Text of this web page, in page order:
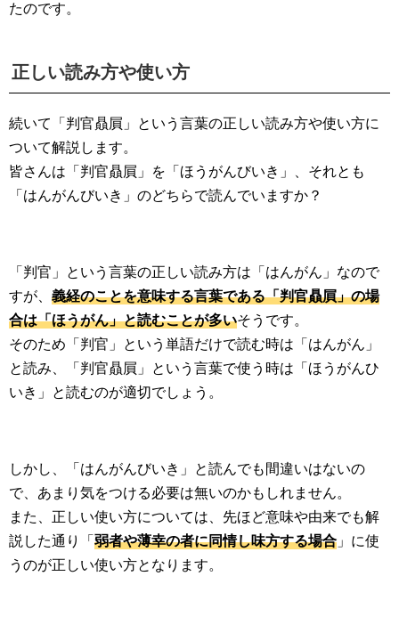
たのです。
正しい読み方や使い方
続いて「判官贔屓」という言葉の正しい読み方や使い方に
ついて解説します。
皆さんは「判官贔屓」を「ほうがんびいき」、それとも
「はんがんびいき」のどちらで読んでいますか？
「判官」という言葉の正しい読み方は「はんがん」なので
すが、 義経のことを意味する言葉である「判官贔屓」の場
合は「ほうがん」と読むことが多いそうです。
そのため「判官」という単語だけで読む時は「はんがん」
と読み、「判官贔屓」という言葉で使う時は「ほうがんひ
いき」と読むのが適切でしょう。
しかし、「はんがんびいき」と読んでも間違いはないの
で、あまり気をつける必要は無いのかもしれません。
また、正しい使い方については、先ほど意味や由来でも解
説した通り「弱者や薄幸の者に同情し味方する場合 」に使
うのが正しい使い方となります。